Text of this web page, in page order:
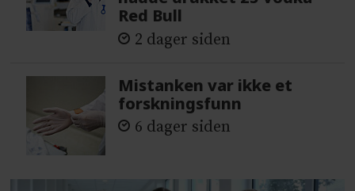
Red Bull
2 dager siden
Mistanken var ikke et
forskningsfunn
6 dager siden